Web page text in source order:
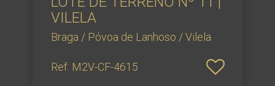
VILELA
Braga / Póvoa de Lanhoso / Vilela
Ref: M2V-CF-4615